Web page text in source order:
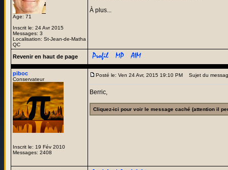
Age: 71
Inscrit le: 24 Avr 2015
Messages: 3
Localisation: St-Jean-de-Matha
QC
À plus...
Revenir en haut de page
piboc
Conservateur
Inscrit le: 19 Fév 2010
Messages: 2408
Posté le: Ven 24 Avr, 2015 19:10 PM Sujet du
Berric,
Cliquez-ici pour voir le message caché (attention il